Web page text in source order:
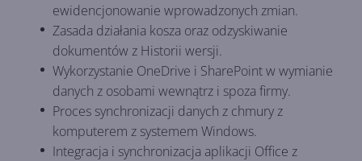
ewidencjonowanie wprowadzonych zmian.
Zasada działania kosza oraz odzyskiwanie
dokumentów z Historii wersji.
Wykorzystanie OneDrive i SharePoint w wymianie
danych z osobami wewnątrz i spoza firmy.
Proces synchronizacji danych z chmury z
komputerem z systemem Windows.
Integracja i synchronizacja aplikacji Office z